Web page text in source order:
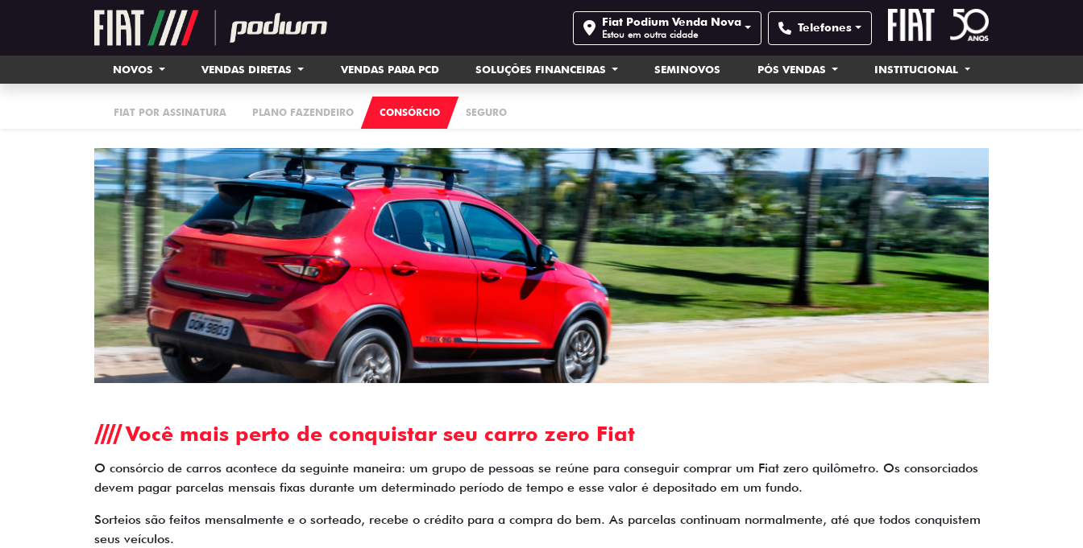
Fiat Podium Venda Nova
Estou em outra cidade Telefones
NOVOS VENDAS DIRETAS VENDAS PARA PCD SOLUÇÕES FINANCEIRAS SEMINOVOS PÓS VENDAS INSTITUCIONAL
FIAT POR ASSINATURA PLANO FAZENDEIRO CONSÓRCIO SEGURO
Você mais perto de conquistar seu carro zero Fiat
O consórcio de carros acontece da seguinte maneira: um grupo de pessoas se reúne para conseguir comprar um Fiat zero quilômetro. Os consorciados
devem pagar parcelas mensais fixas durante um determinado período de tempo e esse valor é depositado em um fundo.
Sorteios são feitos mensalmente e o sorteado, recebe o crédito para a compra do bem. As parcelas continuam normalmente, até que todos conquistem
seus veículos.